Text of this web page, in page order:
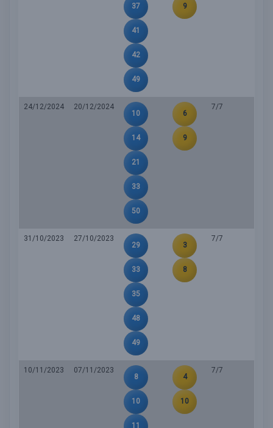
37
41
42
49
9
24/12/2024
20/12/2024
10
14
21
33
50
6
9
7/7
31/10/2023
27/10/2023
29
33
35
48
49
3
8
7/7
10/11/2023
07/11/2023
8
10
11
4
10
7/7